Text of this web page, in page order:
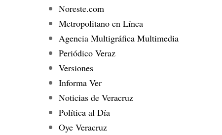
Noreste.com
Metropolitano en Línea
Agencia Multigráfica Multimedia
Periódico Veraz
Versiones
Informa Ver
Noticias de Veracruz
Política al Día
Oye Veracruz